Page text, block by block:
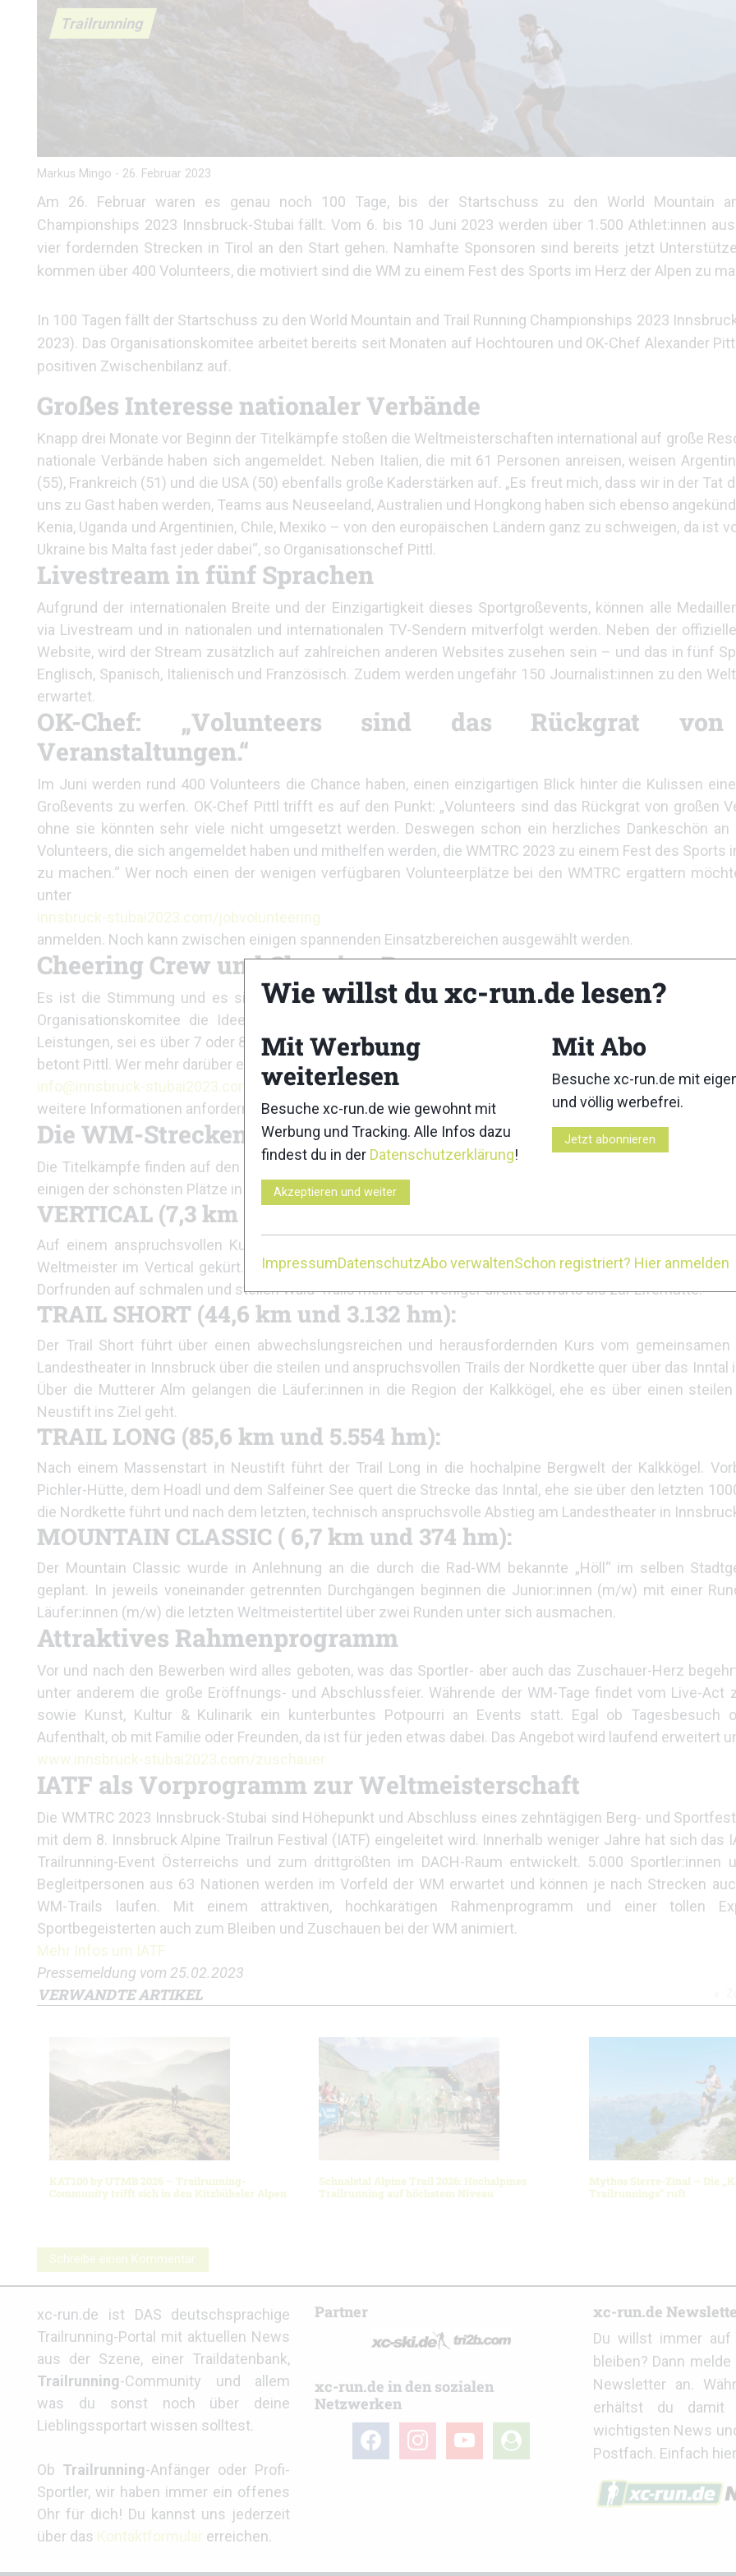
Trailrunning
Markus Mingo - 26. Februar 2023
Am 26. Februar waren es genau noch 100 Tage, bis der Startschuss zu den World Mountain
Championships 2023 Innsbruck-Stubai fällt. Vom 6. bis 10 Juni 2023 werden über 1.500 Athlet:innen
vier fordernden Strecken in Tirol an den Start gehen. Namhafte Sponsoren sind bereits jetzt
kommen über 400 Volunteers, die motiviert sind die WM zu einem Fest des Sports im Herz der Alpen zu
In 100 Tagen fällt der Startschuss zu den World Mountain and Trail Running Championships 2023
2023). Das Organisationskomitee arbeitet bereits seit Monaten auf Hochtouren und OK-Chef Alexander
positiven Zwischenbilanz auf.
Großes Interesse nationaler Verbände
Knapp drei Monate vor Beginn der Titelkämpfe stoßen die Weltmeisterschaften international auf große
nationale Verbände haben sich angemeldet. Neben Italien, die mit 61 Personen anreisen, weisen
(55), Frankreich (51) und die USA (50) ebenfalls große Kaderstärken auf. „Es freut mich, dass wir in der Tat
uns zu Gast haben werden, Teams aus Neuseeland, Australien und Hongkong haben sich ebenso
Kenia, Uganda und Argentinien, Chile, Mexiko – von den europäischen Ländern ganz zu schweigen, da ist
Ukraine bis Malta fast jeder dabei“, so Organisationschef Pittl.
Livestream in fünf Sprachen
Aufgrund der internationalen Breite und der Einzigartigkeit dieses Sportgroßevents, können alle
via Livestream und in nationalen und internationalen TV-Sendern mitverfolgt werden. Neben der
Website, wird der Stream zusätzlich auf zahlreichen anderen Websites zusehen sein – und das in fünf
Englisch, Spanisch, Italienisch und Französisch. Zudem werden ungefähr 150 Journalist:innen zu den
erwartet.
OK-Chef: „Volunteers sind das Rückgrat
Veranstaltungen.“
Im Juni werden rund 400 Volunteers die Chance haben, einen einzigartigen Blick hinter die Kulissen
Großevents zu werfen. OK-Chef Pittl trifft es auf den Punkt: „Volunteers sind das Rückgrat von großen
ohne sie könnten sehr viele nicht umgesetzt werden. Deswegen schon ein herzliches Dankeschön an
Volunteers, die sich angemeldet haben und mithelfen werden, die WMTRC 2023 zu einem Fest des Sports
zu machen.“ Wer noch einen der wenigen verfügbaren Volunteerplätze bei den WMTRC ergattern
unter
innsbruck-stubai2023.com/jobvolunteering
anmelden. Noch kann zwischen einigen spannenden Einsatzbereichen ausgewählt werden.
Cheering Crew und Cheering Bus
Es ist die Stimmung und es sind die Bilder, die eine Sportveranstaltung einzigartig machen. Aus
Organisationskomitee die Idee der „Cheering Crews“ geboren. „Die Sportlerinnen und Sportler
Leistungen, sei es über 7 oder 85 Kilometer oder dazwischen – sie haben es verdient, angefeuert und
betont Pittl. Wer mehr darüber erfahren will, kann ab sofort mit einer E-Mail an
info@innsbruck-stubai2023.com
weitere Informationen anfordern.
Die WM-Strecken im Überblick
Die Titelkämpfe finden auf den vier Strecken – VERTICAL, TRAIL SHORT, TRAIL LONG und MOUNTAIN
einigen der schönsten Plätze in den Alpen vorbeiführen.
VERTICAL (7,3 km und 1.020 hm):
Auf einem anspruchsvollen Kurs werden in zwei voneinander getrennten Durchläufen die neue
Weltmeister im Vertical gekürt. Nach dem Start am Freizeitzentrum in Neustift im Stubai geht es im
Dorfrunden auf schmalen und steilen Wald-Trails mehr oder weniger direkt aufwärts bis zur Elferhütte.
TRAIL SHORT (44,6 km und 3.132 hm):
Der Trail Short führt über einen abwechslungsreichen und herausfordernden Kurs vom
Landestheater in Innsbruck über die steilen und anspruchsvollen Trails der Nordkette quer über das Inntal
Über die Mutterer Alm gelangen die Läufer:innen in die Region der Kalkkögel, ehe es über einen
Neustift ins Ziel geht.
TRAIL LONG (85,6 km und 5.554 hm):
Nach einem Massenstart in Neustift führt der Trail Long in die hochalpine Bergwelt der Kalkkögel.
Pichler-Hütte, dem Hoadl und dem Salfeiner See quert die Strecke das Inntal, ehe sie über den letzten
die Nordkette führt und nach dem letzten, technisch anspruchsvolle Abstieg am Landestheater in
MOUNTAIN CLASSIC ( 6,7 km und 374 hm):
Der Mountain Classic wurde in Anlehnung an die durch die Rad-WM bekannte „Höll“ im selben
geplant. In jeweils voneinander getrennten Durchgängen beginnen die Junior:innen (m/w) mit einer
Läufer:innen (m/w) die letzten Weltmeistertitel über zwei Runden unter sich ausmachen.
Attraktives Rahmenprogramm
Vor und nach den Bewerben wird alles geboten, was das Sportler- aber auch das Zuschauer-Herz
unter anderem die große Eröffnungs- und Abschlussfeier. Währende der WM-Tage findet vom Live-Act
sowie Kunst, Kultur & Kulinarik ein kunterbuntes Potpourri an Events statt. Egal ob Tagesbesuch
Aufenthalt, ob mit Familie oder Freunden, da ist für jeden etwas dabei. Das Angebot wird laufend erweitert
www.innsbruck-stubai2023.com/zuschauer
IATF als Vorprogramm zur Weltmeisterschaft
Die WMTRC 2023 Innsbruck-Stubai sind Höhepunkt und Abschluss eines zehntägigen Berg- und
mit dem 8. Innsbruck Alpine Trailrun Festival (IATF) eingeleitet wird. Innerhalb weniger Jahre hat sich das
Trailrunning-Event Österreichs und zum drittgrößten im DACH-Raum entwickelt. 5.000 Sportler:innen
Begleitpersonen aus 63 Nationen werden im Vorfeld der WM erwartet und können je nach Strecken
WM-Trails laufen. Mit einem attraktiven, hochkarätigen Rahmenprogramm und einer tollen
Sportbegeisterten auch zum Bleiben und Zuschauen bei der WM animiert.
Mehr Infos um IATF
Pressemeldung vom 25.02.2023
VERWANDTE ARTIKEL
KAT100 by UTMB 2026 – Trailrunning-
Community trifft sich in den Kitzbüheler Alpen
Schnalstal Alpine Trail 2026: Hochalpines
Trailrunning auf höchstem Niveau
Mythos Sierre-Zinal – Die
Trailrunnings“ ruft
Schreibe einen Kommentar
xc-run.de ist DAS deutschsprachige
Trailrunning-Portal mit aktuellen News
aus der Szene, einer Traildatenbank,
Trailrunning-Community und allem
was du sonst noch über deine
Lieblingssportart wissen solltest.
Ob Trailrunning-Anfänger oder Profi-
Sportler, wir haben immer ein offenes
Ohr für dich! Du kannst uns jederzeit
über das Kontaktformular erreichen.
Partner
xc-run.de in den sozialen
Netzwerken
facebookinstagramyoutube
user-
circle
xc-run.de
Du willst immer auf
bleiben? Dann
Newsletter an.
erhältst du damit
wichtigsten News
Postfach. Einfach
Wie willst du xc-run.de lesen?
Mit Werbung
weiterlesen
Besuche xc-run.de wie gewohnt mit
Werbung und Tracking. Alle Infos dazu
findest du in der Datenschutzerklärung!
Akzeptieren und weiter
Mit Abo
Besuche xc-run.de mit
und völlig werbefrei.
Jetzt abonnieren
ImpressumDatenschutzAbo verwaltenSchon registriert? Hier anmelden